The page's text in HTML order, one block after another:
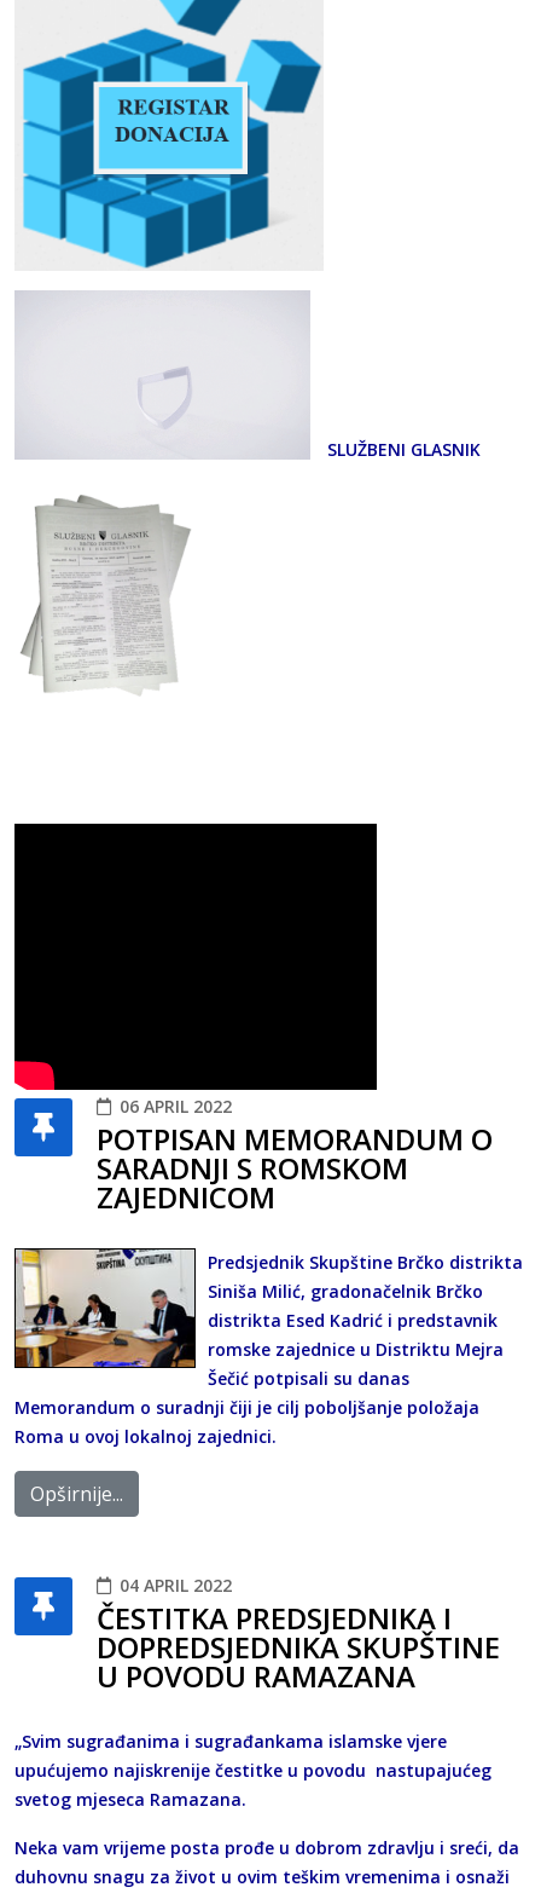
SLUŽBENI GLASNIK
06 APRIL 2022
POTPISAN MEMORANDUM O
SARADNJI S ROMSKOM
ZAJEDNICOM
Predsjednik Skupštine Brčko distrikta
Siniša Milić, gradonačelnik Brčko
distrikta Esed Kadrić i predstavnik
romske zajednice u Distriktu Mejra
Šečić potpisali su danas
Memorandum o suradnji čiji je cilj poboljšanje položaja
Roma u ovoj lokalnoj zajednici.
Opširnije...
04 APRIL 2022
ČESTITKA PREDSJEDNIKA I
DOPREDSJEDNIKA SKUPŠTINE
U POVODU RAMAZANA
„Svim sugrađanima i sugrađankama islamske vjere
upućujemo najiskrenije čestitke u povodu nastupajućeg
svetog mjeseca Ramazana.
Neka vam vrijeme posta prođe u dobrom zdravlju i sreći, da
duhovnu snagu za život u ovim teškim vremenima i osnaži